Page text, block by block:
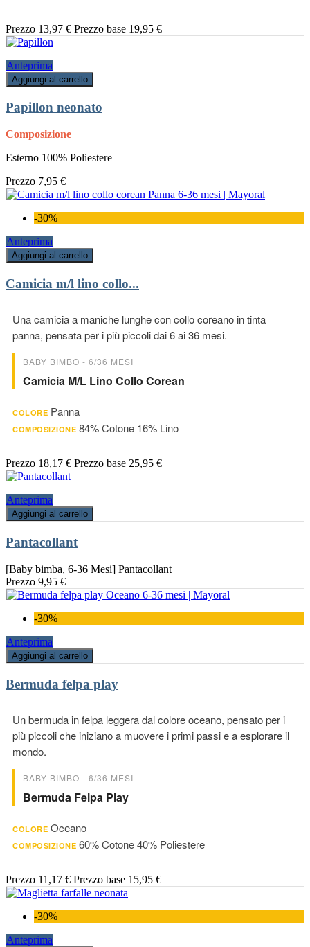
Prezzo 13,97 € Prezzo base 19,95 €
Anteprima
Aggiungi al carrello
Papillon neonato
Composizione
Esterno 100% Poliestere
Prezzo 7,95 €
-30%
Anteprima
Aggiungi al carrello
Camicia m/l lino collo...
Una camicia a maniche lunghe con collo coreano in tinta
panna, pensata per i più piccoli dai 6 ai 36 mesi.
BABY BIMBO - 6/36 MESI
Camicia M/l Lino Collo Corean
COLORE Panna
COMPOSIZIONE 84% Cotone 16% Lino
Prezzo 18,17 € Prezzo base 25,95 €
Anteprima
Aggiungi al carrello
Pantacollant
[Baby bimba, 6-36 Mesi] Pantacollant
Prezzo 9,95 €
-30%
Anteprima
Aggiungi al carrello
Bermuda felpa play
Un bermuda in felpa leggera dal colore oceano, pensato per i
più piccoli che iniziano a muovere i primi passi e a esplorare il
mondo.
BABY BIMBO - 6/36 MESI
Bermuda Felpa Play
COLORE Oceano
COMPOSIZIONE 60% Cotone 40% Poliestere
Prezzo 11,17 € Prezzo base 15,95 €
-30%
Anteprima